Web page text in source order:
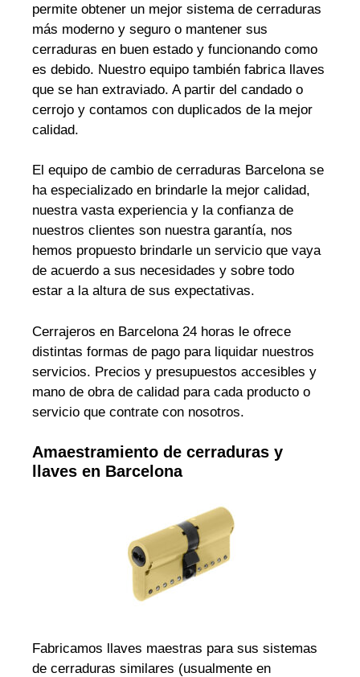
permite obtener un mejor sistema de cerraduras
más moderno y seguro o mantener sus
cerraduras en buen estado y funcionando como
es debido. Nuestro equipo también fabrica llaves
que se han extraviado. A partir del candado o
cerrojo y contamos con duplicados de la mejor
calidad.
El equipo de cambio de cerraduras Barcelona se
ha especializado en brindarle la mejor calidad,
nuestra vasta experiencia y la confianza de
nuestros clientes son nuestra garantía, nos
hemos propuesto brindarle un servicio que vaya
de acuerdo a sus necesidades y sobre todo
estar a la altura de sus expectativas.
Cerrajeros en Barcelona 24 horas le ofrece
distintas formas de pago para liquidar nuestros
servicios. Precios y presupuestos accesibles y
mano de obra de calidad para cada producto o
servicio que contrate con nosotros.
Amaestramiento de cerraduras y
llaves en Barcelona
Fabricamos llaves maestras para sus sistemas
de cerraduras similares (usualmente en